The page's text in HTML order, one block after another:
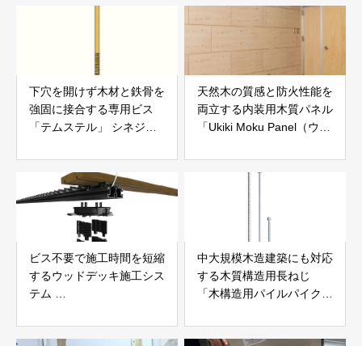
下穴を開けず木材と鉄骨を
強固に接合する専用ビス
「テムステル」 シネジッ
天然木の質感と防火性能を
両立する内装用木質パネル
「Ukiki Moku Panel（ウキ
社サンパテック
ビス不要で施工時間を短縮
するウッドデッキ施工シス
テム
JAPAN
中大規模木造建築にも対応
する木質構造用長ねじ
「木構造用パイルパイクビ